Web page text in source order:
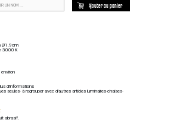
Ajouter au panier
Ø1.9cm
3000K
d'informations
seules- à regrouper avec d'autres articles luminaires-chaises-
abrasif.